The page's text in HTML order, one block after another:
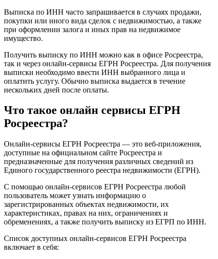
Выписка по ИНН часто запрашивается в случаях продажи,
покупки или иного вида сделок с недвижимостью, а также
при оформлении залога и иных прав на недвижимое
имущество.
Получить выписку по ИНН можно как в офисе Росреестра,
так и через онлайн-сервисы ЕГРН Росреестра. Для получения
выписки необходимо ввести ИНН выбранного лица и
оплатить услугу. Обычно выписка выдается в течение
нескольких дней после оплаты.
Что такое онлайн сервисы ЕГРН
Росреестра?
Онлайн-сервисы ЕГРН Росреестра — это веб-приложения,
доступные на официальном сайте Росреестра и
предназначенные для получения различных сведений из
Единого государственного реестра недвижимости (ЕГРН).
С помощью онлайн-сервисов ЕГРН Росреестра любой
пользователь может узнать информацию о
зарегистрированных объектах недвижимости, их
характеристиках, правах на них, ограничениях и
обременениях, а также получить выписку из ЕГРП по ИНН.
Список доступных онлайн-сервисов ЕГРН Росреестра
включает в себя: